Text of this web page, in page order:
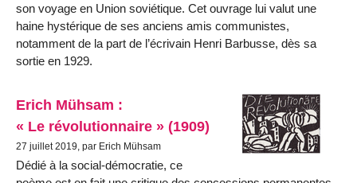
son voyage en Union soviétique. Cet ouvrage lui valut une
haine hystérique de ses anciens amis communistes,
notamment de la part de l’écrivain Henri Barbusse, dès sa
sortie en 1929.
Erich Mühsam :
« Le révolutionnaire » (1909)
27 juillet 2019, par Erich Mühsam
Dédié à la social-démocratie, ce